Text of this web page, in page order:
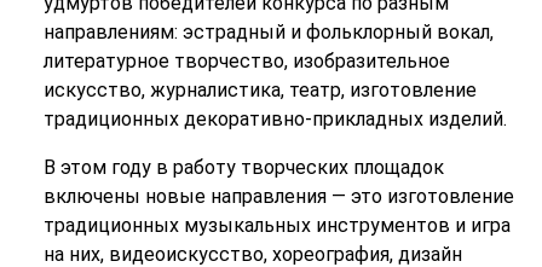
направлениям: эстрадный и фольклорный вокал,
литературное творчество, изобразительное
искусство, журналистика, театр, изготовление
традиционных декоративно-прикладных изделий.
В этом году в работу творческих площадок
включены новые направления — это изготовление
традиционных музыкальных инструментов и игра
на них, видеоискусство, хореография, дизайн